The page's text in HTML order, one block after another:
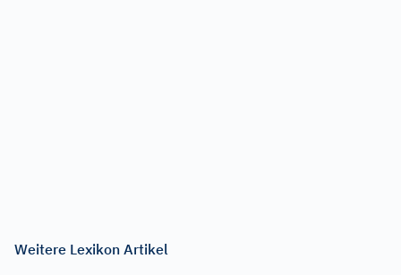
Weitere Lexikon Artikel